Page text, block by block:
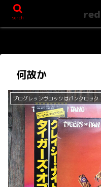
何故か
プログレッシヴロックはパンクロック
serch